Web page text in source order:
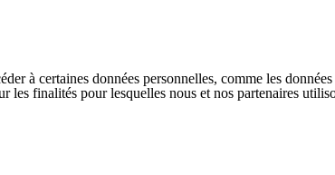
à certaines données personnelles, comme les
les finalités pour lesquelles nous et nos partenaires